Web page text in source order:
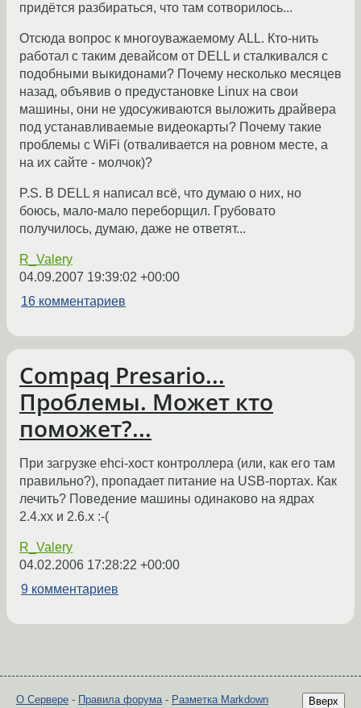
придётся разбираться, что там сотворилось...
Отсюда вопрос к многоуважаемому ALL. Кто-нить
работал с таким девайсом от DELL и сталкивался с
подобными выкидонами? Почему несколько месяцев
назад, объявив о предустановке Linux на свои
машины, они не удосуживаются выложить драйвера
под устанавливаемые видеокарты? Почему такие
проблемы с WiFi (отваливается на ровном месте, а
на их сайте - молчок)?
P.S. В DELL я написал всё, что думаю о них, но
боюсь, мало-мало переборщил. Грубовато
получилось, думаю, даже не ответят...
R_Valery
04.09.2007 19:39:02 +00:00
16 комментариев
Compaq Presario...
Проблемы. Может кто
поможет?...
При загрузке ehci-хост контроллера (или, как его там
правильно?), пропадает питание на USB-портах. Как
лечить? Поведение машины одинаково на ядрах
2.4.хх и 2.6.х :-(
R_Valery
04.02.2006 17:28:22 +00:00
9 комментариев
Вверх
О Сервере - Правила форума- Разметка Markdown